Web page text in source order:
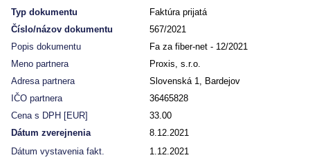
Typ dokumentu
Faktúra prijatá
Číslo/názov dokumentu
567/2021
Popis dokumentu
Fa za fiber-net - 12/2021
Meno partnera
Proxis, s.r.o.
Adresa partnera
Slovenská 1, Bardejov
IČO partnera
36465828
Cena s DPH [EUR]
33.00
Dátum zverejnenia
8.12.2021
Dátum vystavenia fakt.
1.12.2021